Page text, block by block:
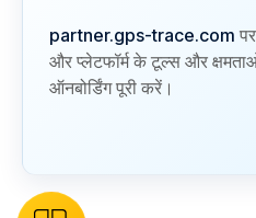
partner.gps-trace.com
और प्लेटफॉर्म के टूल्स और
ऑनबोर्डिंग पूरी करें।